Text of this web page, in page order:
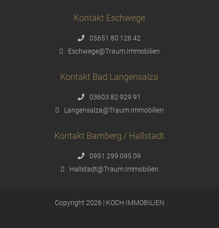
Kontakt Eschwege
05651 80 126 42
Eschwege@Traum.Immobilien
Kontakt Bad Langensalza
03603 82 929 91
Langensalza@Traum.Immobilien
Kontakt Bamberg / Hallstadt
0951 299 095 09
Hallstadt@Traum.Immobilien
Copyright 2026 | KOCH IMMOBILIEN